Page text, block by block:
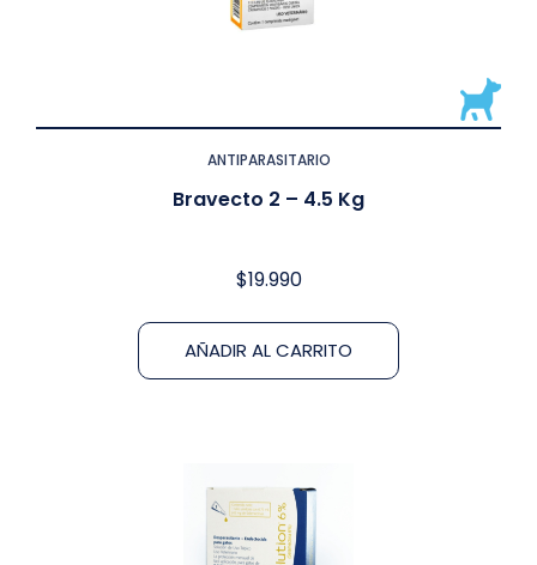
ANTIPARASITARIO
Bravecto 2 – 4.5 Kg
$19.990
AÑADIR AL CARRITO